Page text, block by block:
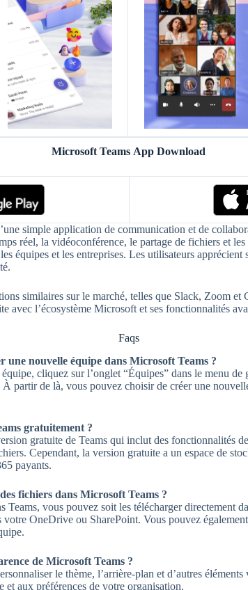
Microsoft Teams App Download
simple application de communication et de
réel, la vidéoconférence, le partage de fichiers et
équipes et les entreprises. Les utilisateurs apprécient
similaires sur le marché, telles que Slack, Zoom
avec l’écosystème Microsoft et ses fonctionnalités
Faqs
nouvelle équipe dans Microsoft Teams ?
cliquez sur l’onglet “Équipes” dans le menu de
partir de là, vous pouvez choisir de créer une
gratuitement ?
gratuite de Teams qui inclut des fonctionnalités
Cependant, la version gratuite a un espace de
payants.
fichiers dans Microsoft Teams ?
Teams, vous pouvez soit les télécharger directement
votre OneDrive ou SharePoint. Vous pouvez
de Microsoft Teams ?
le thème, l’arrière-plan et d’autres
et aux préférences de votre organisation.